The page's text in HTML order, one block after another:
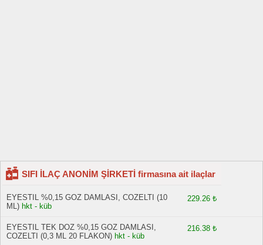
SIFI İLAÇ ANONİM ŞİRKETİ firmasına ait ilaçlar
EYESTIL %0,15 GOZ DAMLASI, COZELTI (10
ML) hkt - küb
229.26 ₺
EYESTIL TEK DOZ %0,15 GOZ DAMLASI,
COZELTI (0,3 ML 20 FLAKON) hkt - küb
216.38 ₺